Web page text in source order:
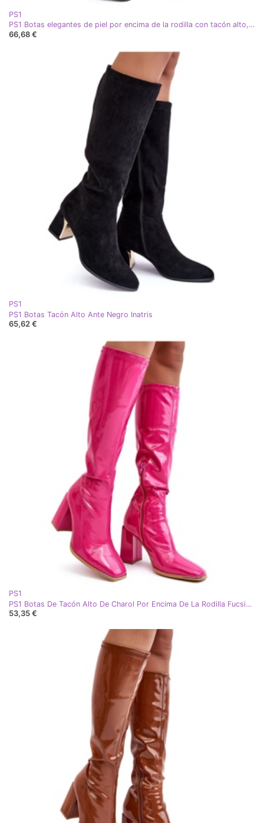
PS1
PS1 Botas elegantes de piel por encima de la rodilla con tacón alto, marrón, Felsha
66,68 €
PS1
PS1 Botas Tacón Alto Ante Negro Inatris
65,62 €
PS1
PS1 Botas De Tacón Alto De Charol Por Encima De La Rodilla Fucsia Mlokva rosa
53,35 €